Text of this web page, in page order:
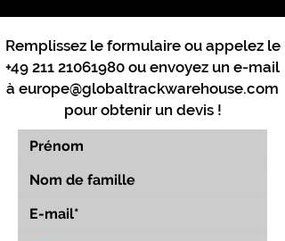
Remplissez le formulaire ou appelez le
+49 211 21061980 ou envoyez un e-mail
à europe@globaltrackwarehouse.com
pour obtenir un devis !